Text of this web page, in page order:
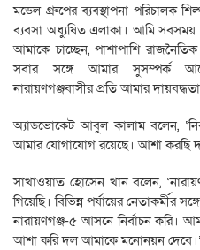
মডেল গ্রুপের ব্যবস্থাপনা পরিচালক
ব্যবসা অধ্যুষিত এলাকা। আমি সবসময়
আমাকে চাচ্ছেন, পাশাপাশি
সবার সঙ্গে আমার সুসম্পর্ক
নারায়ণগঞ্জবাসীর প্রতি আমার
অ্যাডভোকেট আবুল কালাম বলেন,
আমার যোগাযোগ রয়েছে। আশা করছি
সাখাওয়াত হোসেন খান বলেন,
গিয়েছি। বিভিন্ন পর্যায়ের নেতাকর্মীর
নারায়ণগঞ্জ-৫ আসনে নির্বাচন করি।
আশা করি দল আমাকে মনোনয়ন দেবে।’